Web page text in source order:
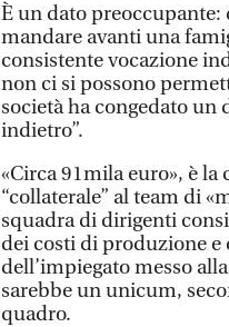
È un dato
mandare avanti una
consistente vocazione
non ci si possono
società ha congedato un
indietro”.
«Circa 91mila euro», è
“collaterale” al team di
squadra di dirigenti
dei costi di produzione e
dell’impiegato messo
sarebbe un unicum,
quadro.